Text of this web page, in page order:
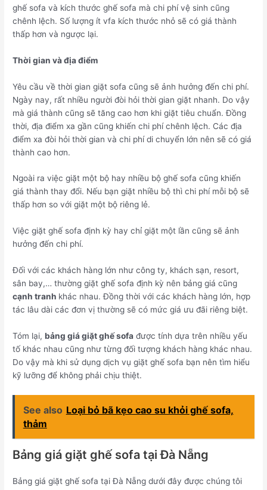
ghế sofa và kích thước ghế sofa mà chi phí vệ sinh cũng
chênh lệch. Số lượng ít vfa kích thước nhỏ sẽ có giá thành
thấp hơn và ngược lại.
Thời gian và địa điểm
Yêu cầu về thời gian giặt sofa cũng sẽ ảnh hưởng đến chi phí.
Ngày nay, rất nhiều người đòi hỏi thời gian giặt nhanh. Do vậy
mà giá thành cũng sẽ tăng cao hơn khi giặt tiêu chuẩn. Đồng
thời, địa điểm xa gần cũng khiến chi phí chênh lệch. Các địa
điểm xa đòi hỏi thời gian và chi phí di chuyển lớn nên sẽ có giá
thành cao hơn.
Ngoài ra việc giặt một bộ hay nhiều bộ ghế sofa cũng khiến
giá thành thay đổi. Nếu bạn giặt nhiều bộ thì chi phí mỗi bộ sẽ
thấp hơn so với giặt một bộ riêng lẻ.
Việc giặt ghế sofa định kỳ hay chỉ giặt một lần cũng sẽ ảnh
hưởng đến chi phí.
Đối với các khách hàng lớn như công ty, khách sạn, resort,
sân bay,… thường giặt ghế sofa định kỳ nên bảng giá cũng
cạnh tranh khác nhau. Đồng thời với các khách hàng lớn, hợp
tác lâu dài các đơn vị thường sẽ có mức giá ưu đãi riêng biệt.
Tóm lại,bảng giá giặt ghế sofa được tính dựa trên nhiều yếu
tố khác nhau cũng như từng đối tượng khách hàng khác nhau.
Do vậy mà khi sử dụng dịch vụ giặt ghế sofa bạn nên tìm hiểu
kỹ lưỡng để không phải chịu thiệt.
See also Loại bỏ bã kẹo cao su khỏi ghế sofa,
thảm
Bảng giá giặt ghế sofa tại Đà Nẵng
Bảng giá giặt ghế sofa tại Đà Nẵng dưới đây được chúng tôi